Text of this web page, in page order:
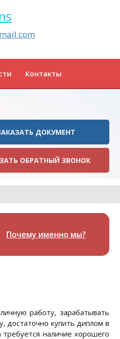
Контакты
ДОКУМЕНТ
ОБРАТНЫЙ ЗВОНОК
Почему именно мы?
работу, зарабатывать
достаточно купить диплом в
наличие хорошего